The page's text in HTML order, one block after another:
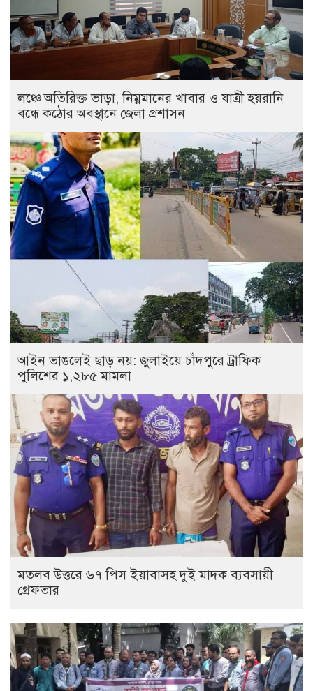
লঞ্চে অতিরিক্ত ভাড়া, নিম্নমানের খাবার ও যাত্রী হয়রানি
বন্ধে কঠোর অবস্থানে জেলা প্রশাসন
আইন ভাঙলেই ছাড় নয়: জুলাইয়ে চাঁদপুরে ট্রাফিক
পুলিশের ১,২৮৫ মামলা
মতলব উত্তরে ৬৭ পিস ইয়াবাসহ দুই মাদক ব্যবসায়ী
গ্রেফতার